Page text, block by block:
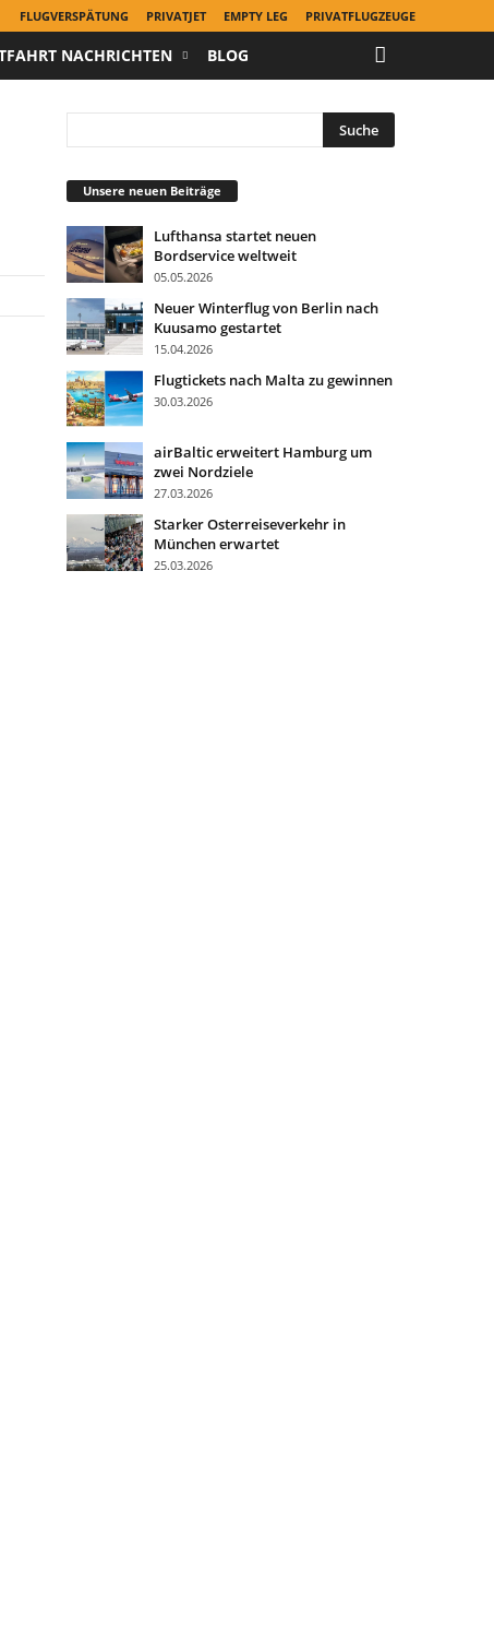
FLUGVERSPÄTUNG PRIVATJET EMPTY LEG PRIVATFLUGZEUGE
NACHRICHTEN BLOG
Unsere neuen Beiträge
Lufthansa startet neuen
Bordservice weltweit
05.05.2026
Neuer Winterflug von Berlin nach
Kuusamo gestartet
15.04.2026
Flugtickets nach Malta zu gewinnen
30.03.2026
airBaltic erweitert Hamburg um
zwei Nordziele
27.03.2026
Starker Osterreiseverkehr in
München erwartet
25.03.2026